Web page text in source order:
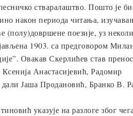
стваралаштво. Пошто је
након периода читања,
(полу)довршене поезије, уз
1903. са предговором
Овакав Скерлићев став
Анастасијевић, Радомир
Јаша Продановић, Бранко В.
указује на разлоге због